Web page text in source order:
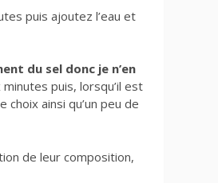
puis ajoutez l’eau et
du sel donc je n’en
puis, lorsqu’il est
ainsi qu’un peu de
de leur composition,